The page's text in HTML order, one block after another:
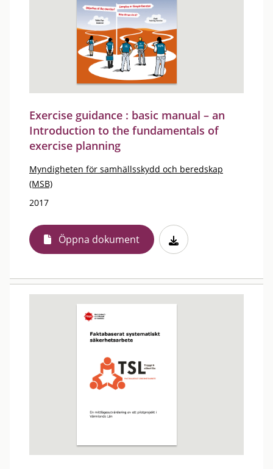
Exercise guidance : basic manual – an
Introduction to the fundamentals of
exercise planning
Myndigheten för samhällsskydd och beredskap
(MSB)
2017
Öppna dokument